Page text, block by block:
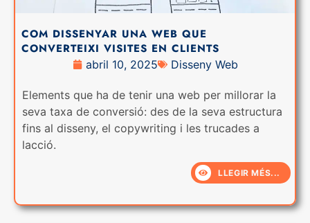
COM DISSENYAR UNA WEB QUE
CONVERTEIXI VISITES EN CLIENTS
abril 10, 2025 Disseny Web
Elements que ha de tenir una web per millorar la
seva taxa de conversió: des de la seva estructura
fins al disseny, el copywriting i les trucades a
lacció.
LLEGIR MÉS...